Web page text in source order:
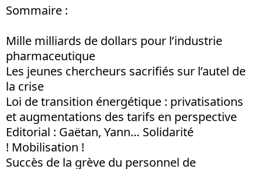
Sommaire :
Mille milliards de dollars pour l’industrie
pharmaceutique
Les jeunes chercheurs sacrifiés sur l’autel de
la crise
Loi de transition énergétique : privatisations
et augmentations des tarifs en perspective
Editorial : Gaëtan, Yann… Solidarité
! Mobilisation !
Succès de la grève du personnel de